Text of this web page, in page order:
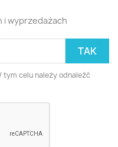
i wyprzedażach
tym celu należy odnaleźć